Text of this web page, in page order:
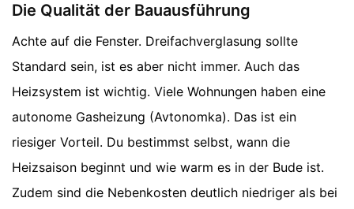
Die Qualität der Bauausführung
Achte auf die Fenster. Dreifachverglasung sollte
Standard sein, ist es aber nicht immer. Auch das
Heizsystem ist wichtig. Viele Wohnungen haben eine
autonome Gasheizung (Avtonomka). Das ist ein
riesiger Vorteil. Du bestimmst selbst, wann die
Heizsaison beginnt und wie warm es in der Bude ist.
Zudem sind die Nebenkosten deutlich niedriger als bei